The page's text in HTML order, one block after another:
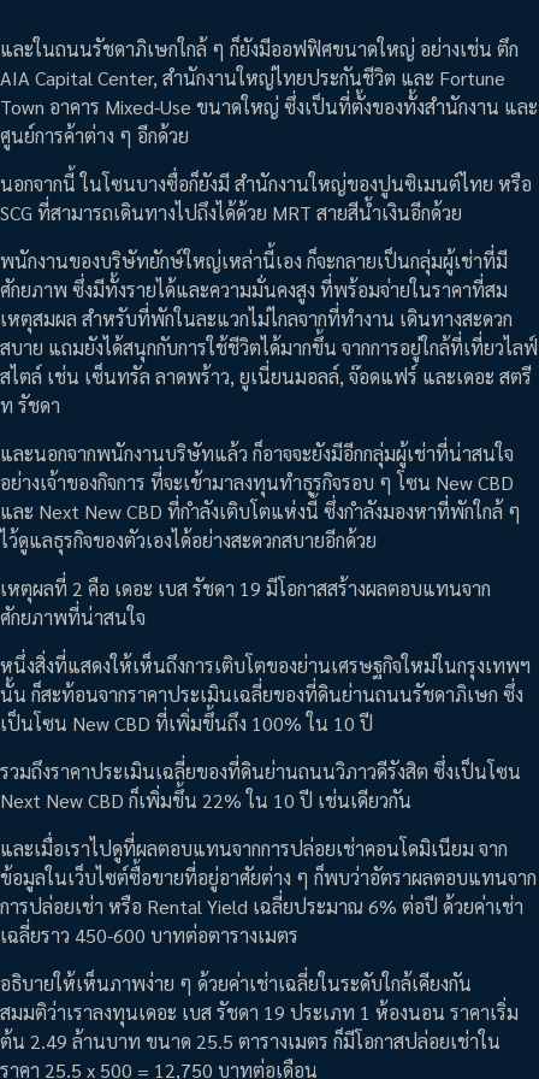
และในถนนรัชดาภิเษกใกล้ ๆ ก็ยังมีออฟฟิศขนาดใหญ่ อย่างเช่น ตึก
AIA Capital Center, สำนักงานใหญ่ไทยประกันชีวิต และ Fortune
Town อาคาร Mixed-Use ขนาดใหญ่ ซึ่งเป็นที่ตั้งของทั้งสำนักงาน และ
ศูนย์การค้าต่าง ๆ อีกด้วย
นอกจากนี้ ในโซนบางซื่อก็ยังมี สำนักงานใหญ่ของปูนซิเมนต์ไทย หรือ
SCG ที่สามารถเดินทางไปถึงได้ด้วย MRT สายสีน้ำเงินอีกด้วย
พนักงานของบริษัทยักษ์ใหญ่เหล่านี้เอง ก็จะกลายเป็นกลุ่มผู้เช่าที่มี
ศักยภาพ ซึ่งมีทั้งรายได้และความมั่นคงสูง ที่พร้อมจ่ายในราคาที่สม
เหตุสมผล สำหรับที่พักในละแวกไม่ไกลจากที่ทำงาน เดินทางสะดวก
สบาย แถมยังได้สนุกกับการใช้ชีวิตได้มากขึ้น จากการอยู่ใกล้ที่เที่ยวไลฟ์
สไตล์ เช่น เซ็นทรัล ลาดพร้าว, ยูเนี่ยนมอลล์, จ๊อดแฟร์ และเดอะ สตรี
ท รัชดา
และนอกจากพนักงานบริษัทแล้ว ก็อาจจะยังมีอีกกลุ่มผู้เช่าที่น่าสนใจ
อย่างเจ้าของกิจการ ที่จะเข้ามาลงทุนทำธุรกิจรอบ ๆ โซน New CBD
และ Next New CBD ที่กำลังเติบโตแห่งนี้ ซึ่งกำลังมองหาที่พักใกล้ ๆ
ไว้ดูแลธุรกิจของตัวเองได้อย่างสะดวกสบายอีกด้วย
เหตุผลที่ 2 คือ เดอะ เบส รัชดา 19 มีโอกาสสร้างผลตอบแทนจาก
ศักยภาพที่น่าสนใจ
หนึ่งสิ่งที่แสดงให้เห็นถึงการเติบโตของย่านเศรษฐกิจใหม่ในกรุงเทพฯ
นั้น ก็สะท้อนจากราคาประเมินเฉลี่ยของที่ดินย่านถนนรัชดาภิเษก ซึ่ง
เป็นโซน New CBD ที่เพิ่มขึ้นถึง 100% ใน 10 ปี
รวมถึงราคาประเมินเฉลี่ยของที่ดินย่านถนนวิภาวดีรังสิต ซึ่งเป็นโซน
Next New CBD ก็เพิ่มขึ้น 22% ใน 10 ปี เช่นเดียวกัน
และเมื่อเราไปดูที่ผลตอบแทนจากการปล่อยเช่าคอนโดมิเนียม จาก
ข้อมูลในเว็บไซต์ซื้อขายที่อยู่อาศัยต่าง ๆ ก็พบว่าอัตราผลตอบแทนจาก
การปล่อยเช่า หรือ Rental Yield เฉลี่ยประมาณ 6% ต่อปี ด้วยค่าเช่า
เฉลี่ยราว 450-600 บาทต่อตารางเมตร
อธิบายให้เห็นภาพง่าย ๆ ด้วยค่าเช่าเฉลี่ยในระดับใกล้เคียงกัน
สมมติว่าเราลงทุนเดอะ เบส รัชดา 19 ประเภท 1 ห้องนอน ราคาเริ่ม
ต้น 2.49 ล้านบาท ขนาด 25.5 ตารางเมตร ก็มีโอกาสปล่อยเช่าใน
ราคา 25.5 x 500 = 12,750 บาทต่อเดือน